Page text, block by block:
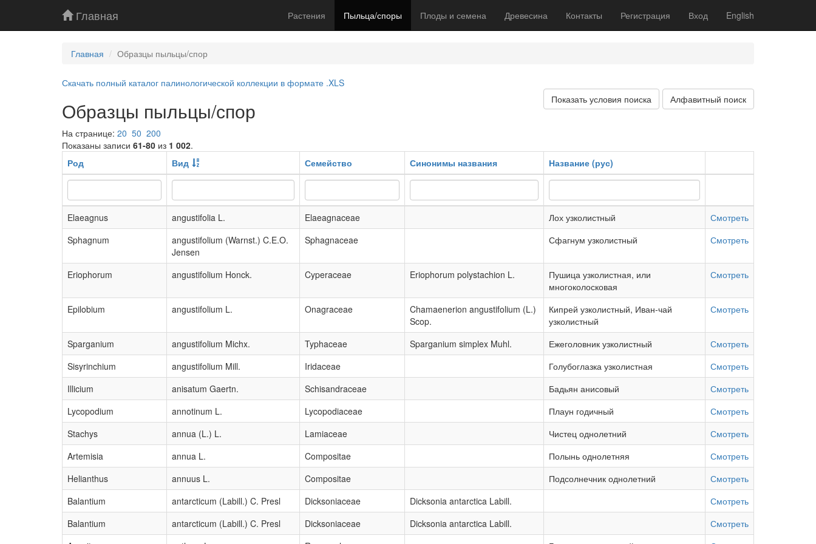
Главная Растения Пыльца/споры Плоды и семена Древесина Контакты Регистрация Вход English
Главная Образцы пыльцы/спор
Скачать полный каталог палинологической коллекции в формате .XLS
Показать условия поиска
Алфавитный поиск
Образцы пыльцы/спор
На странице: 20 50 200
Показаны записи 61-80 из 1 002.
Род
Вид Семейство Синонимы названия Название (рус)
Elaeagnus angustifolia L. Elaeagnaceae Лох узколистный
Смотреть
Sphagnum
angustifolium (Warnst.) C.E.O.
Jensen
Sphagnaceae Сфагнум узколистный Смотреть
Eriophorum angustifolium Honck. Cyperaceae Eriophorum polystachion L.
Пушица узколистная, или
многоколосковая
Смотреть
Epilobium angustifolium L. Onagraceae
Chamaenerion angustifolium (L.)
Scop.
Кипрей узколистный, Иван-чай
узколистный
Смотреть
Sparganium angustifolium Michx. Typhaceae Sparganium simplex Muhl. Ежеголовник узколистный
Смотреть
Sisyrinchium
angustifolium Mill. Iridaceae Голубоглазка узколистная
Смотреть
Illicium
anisatum Gaertn. Schisandraceae Бадьян анисовый
Смотреть
Lycopodium
annotinum L. Lycopodiaceae Плаун годичный
Смотреть
Stachys
annua (L.) L. Lamiaceae Чистец однолетний
Смотреть
Artemisia
annua L. Compositae Полынь однолетняя
Смотреть
Helianthus
annuus L. Compositae Подсолнечник однолетний
Смотреть
Balantium
antarcticum (Labill.) C. Presl Dicksoniaceae Dicksonia antarctica Labill.
Смотреть
Balantium
antarcticum (Labill.) C. Presl Dicksoniaceae Dicksonia antarctica Labill.
Смотреть